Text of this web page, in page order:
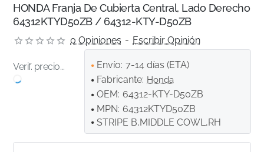
HONDA Franja De Cubierta Central, Lado Derecho
64312KTYD50ZB / 64312-KTY-D50ZB
0 Opiniones - Escribir Opinión
Verif. precio... Envío: 7-14 días (ETA)
Fabricante: Honda
OEM: 64312-KTY-D50ZB
MPN: 64312KTYD50ZB
STRIPE B,MIDDLE COWL,RH